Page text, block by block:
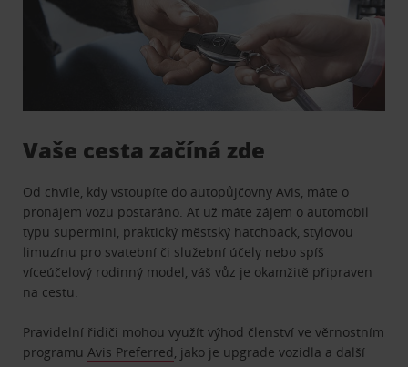
Vaše cesta začíná zde
Od chvíle, kdy vstoupíte do autopůjčovny Avis, máte o
pronájem vozu postaráno. Ať už máte zájem o automobil
typu supermini, praktický městský hatchback, stylovou
limuzínu pro svatební či služební účely nebo spíš
víceúčelový rodinný model, váš vůz je okamžitě připraven
na cestu.
Pravidelní řidiči mohou využít výhod členství ve věrnostním
programuAvis Preferred, jako je upgrade vozidla a další